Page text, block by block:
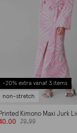
-20% extra vanaf 3 items
non-stretch
Printed Kimono Maxi Jurk
79.99